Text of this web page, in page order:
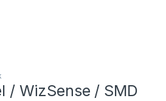
/ WizSense / SMD